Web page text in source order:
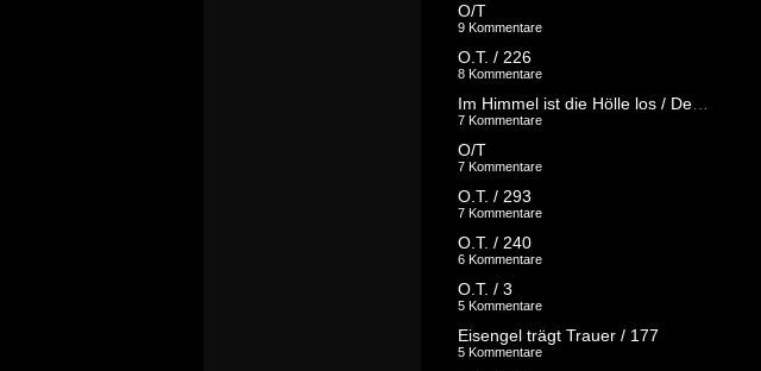
O/T
9 Kommentare
O.T. / 226
8 Kommentare
Im Himmel ist die Hölle los / Deutsche Einheit / 152
7 Kommentare
O/T
7 Kommentare
O.T. / 293
7 Kommentare
O.T. / 240
6 Kommentare
O.T. / 3
5 Kommentare
Eisengel trägt Trauer / 177
5 Kommentare